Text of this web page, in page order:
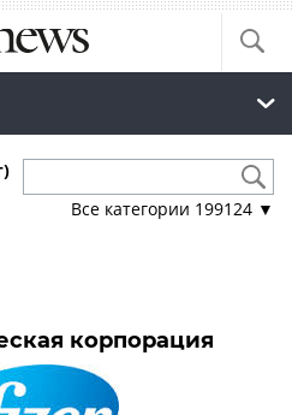
Все категории 199124 ▼
корпорация